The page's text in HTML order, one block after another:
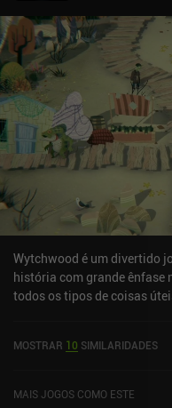
realidade.
Wytchwood é um divertido
história com grande ênfase
todos os tipos de coisas úteis. Jogamos como uma velha
grimório, logo antes de ser
algo sobre salvar uma bela
MOSTRAR 10 SIMILARIDADES
MAIS JOGOS COMO ESTE